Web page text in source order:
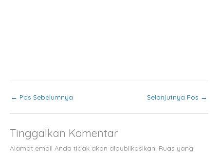
← Pos Sebelumnya Selanjutnya Pos →
Tinggalkan Komentar
Alamat email Anda tidak akan dipublikasikan. Ruas yang